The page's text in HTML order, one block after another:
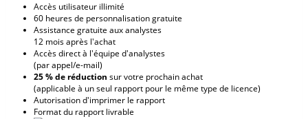
Accès utilisateur illimité
60 heures de personnalisation gratuite
Assistance gratuite aux analystes
12 mois après l'achat
Accès direct à l'équipe d'analystes
(par appel/e-mail)
25 % de réduction sur votre prochain achat
(applicable à un seul rapport pour le même type de licence)
Autorisation d'imprimer le rapport
Format du rapport livrable